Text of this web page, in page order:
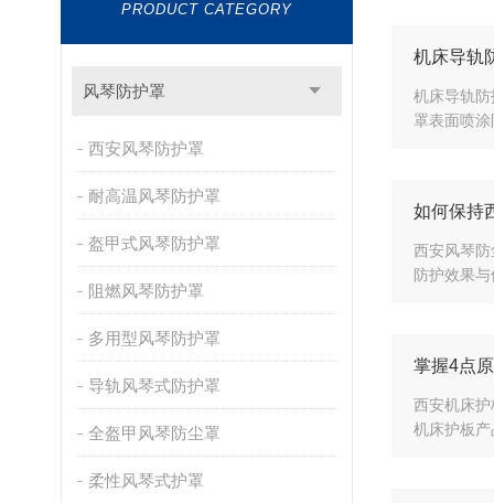
PRODUCT CATEGORY
风琴防护罩
西安风琴防护罩
耐高温风琴防护罩
盔甲式风琴防护罩
阻燃风琴防护罩
多用型风琴防护罩
导轨风琴式防护罩
全盔甲风琴防尘罩
柔性风琴式护罩
机床导轨
机床导轨
罩表面喷
如何保持
西安风琴
防护效果
掌握4点
西安机床
机床护板